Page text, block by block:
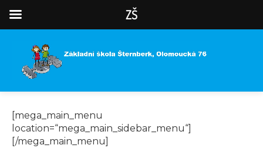
[mega_main_menu
location=“mega_main_sidebar_menu“]
[/mega_main_menu]
ZŠ